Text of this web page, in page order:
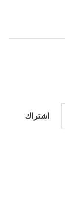
اشتراك